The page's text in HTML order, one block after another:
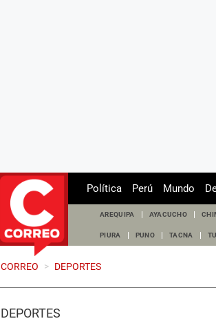
Política Perú Mundo
AREQUIPA AYACUCHO
PIURA PUNO TACNA
CORREO > DEPORTES
DEPORTES